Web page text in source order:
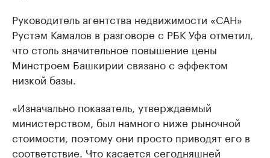
Руководитель агентства недвижимости «САН»
Рустэм Камалов в разговоре с РБК Уфа отметил,
что столь значительное повышение цены
Минстроем Башкирии связано с эффектом
низкой базы.
«Изначально показатель, утверждаемый
министерством, был намного ниже рыночной
стоимости, поэтому они просто приводят его в
соответствие. Что касается сегодняшней